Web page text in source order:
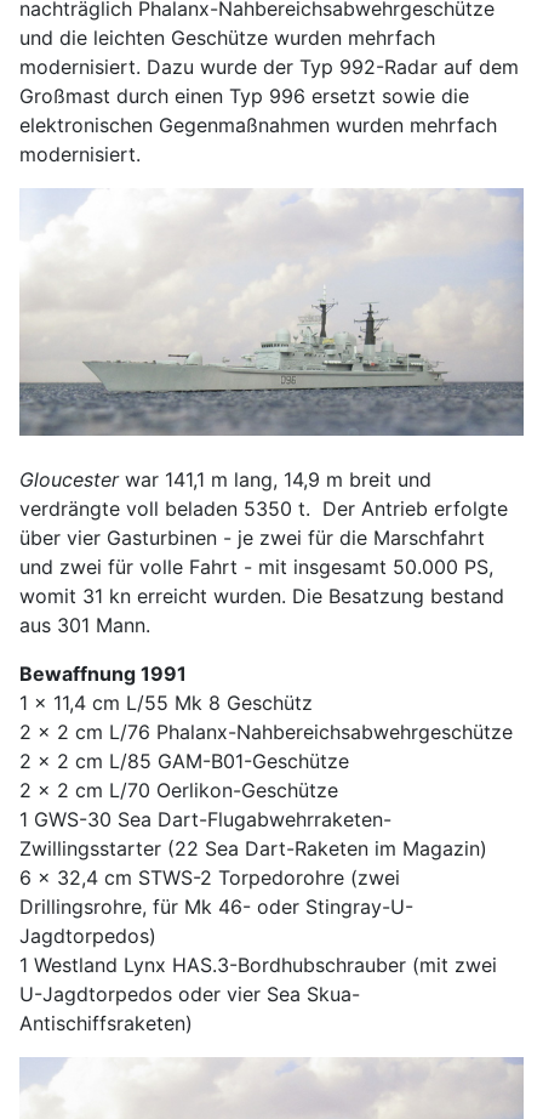
nachträglich Phalanx-Nahbereichsabwehrgeschütze
und die leichten Geschütze wurden mehrfach
modernisiert. Dazu wurde der Typ 992-Radar auf dem
Großmast durch einen Typ 996 ersetzt sowie die
elektronischen Gegenmaßnahmen wurden mehrfach
modernisiert.
Gloucesterwar 141,1 m lang, 14,9 m breit und
verdrängte voll beladen 5350 t. Der Antrieb erfolgte
über vier Gasturbinen - je zwei für die Marschfahrt
und zwei für volle Fahrt - mit insgesamt 50.000 PS,
womit 31 kn erreicht wurden. Die Besatzung bestand
aus 301 Mann.
Bewaffnung 1991
1 x 11,4 cm L/55 Mk 8 Geschütz
2 x 2 cm L/76 Phalanx-Nahbereichsabwehrgeschütze
2 x 2 cm L/85 GAM-B01-Geschütze
2 x 2 cm L/70 Oerlikon-Geschütze
1 GWS-30 Sea Dart-Flugabwehrraketen-
Zwillingsstarter (22 Sea Dart-Raketen im Magazin)
6 x 32,4 cm STWS-2 Torpedorohre (zwei
Drillingsrohre, für Mk 46- oder Stingray-U-
Jagdtorpedos)
1 Westland Lynx HAS.3-Bordhubschrauber (mit zwei
U-Jagdtorpedos oder vier Sea Skua-
Antischiffsraketen)